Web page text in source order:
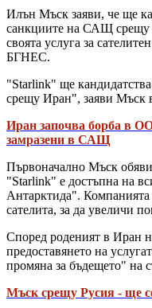
Илън Мъск заяви, че ще
санкциите на САЩ срещу
своята услуга за
БГНЕС.
"Starlink" ще
срещу Иран", заяви Мъск
Иран започва борба в
замразени в САЩ
Първоначално Мъск
"Starlink" е достъпна на
Антарктида". Компанията
сателита, за да увеличи
Според роденият в Иран
предоставянето на
промяна за бъдещето" на
Мъск срещу Русия - ще